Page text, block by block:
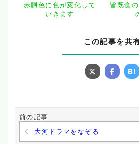
赤胴色に色が変化して
いきます
皆既食
この記事を共
B!
前の記事
大河ドラマをなぞる